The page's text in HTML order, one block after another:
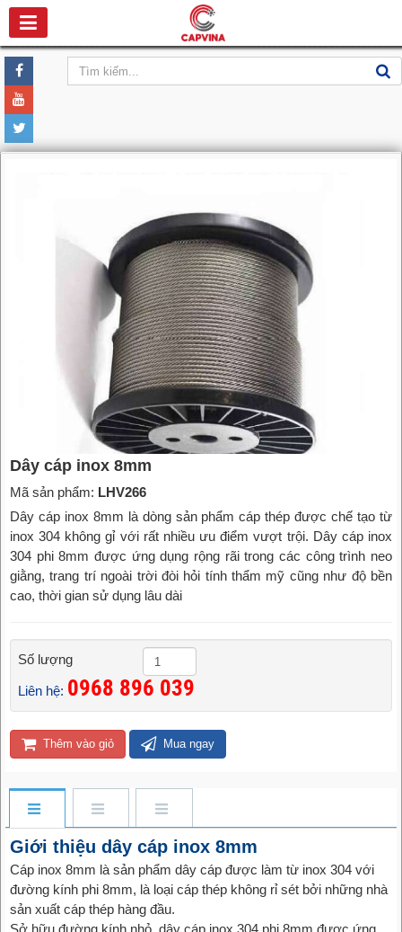
Dây cáp inox 8mm
Mã sản phẩm: LHV266
Dây cáp inox 8mm là dòng sản phẩm cáp thép được chế tạo từ
inox 304 không gỉ với rất nhiều ưu điểm vượt trội. Dây cáp inox
304 phi 8mm được ứng dụng rộng rãi trong các công trình neo
giằng, trang trí ngoài trời đòi hỏi tính thẩm mỹ cũng như độ bền
cao, thời gian sử dụng lâu dài
Số lượng
Liên hệ: 0968 896 039
Thêm vào giỏ Mua ngay
Giới thiệu dây cáp inox 8mm
Cáp inox 8mm là sản phẩm dây cáp được làm từ inox 304 với
đường kính phi 8mm, là loại cáp thép không rỉ sét bởi những nhà
sản xuất cáp thép hàng đầu.
Sở hữu đường kính nhỏ, dây cáp inox 304 phi 8mm được ứng